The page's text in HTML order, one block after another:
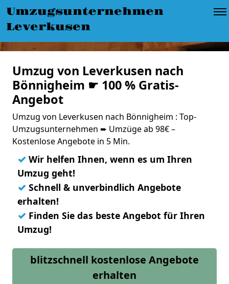
Umzugsunternehmen
Leverkusen
Umzug von Leverkusen nach
Bönnigheim ☛ 100 % Gratis-
Angebot
Umzug von Leverkusen nach Bönnigheim : Top-
Umzugsunternehmen ➨ Umzüge ab 98€ –
Kostenlose Angebote in 5 Min.
✓ Wir helfen Ihnen, wenn es um Ihren
Umzug geht!
✓ Schnell & unverbindlich Angebote
erhalten!
✓ Finden Sie das beste Angebot für Ihren
Umzug!
blitzschnell kostenlose Angebote
erhalten